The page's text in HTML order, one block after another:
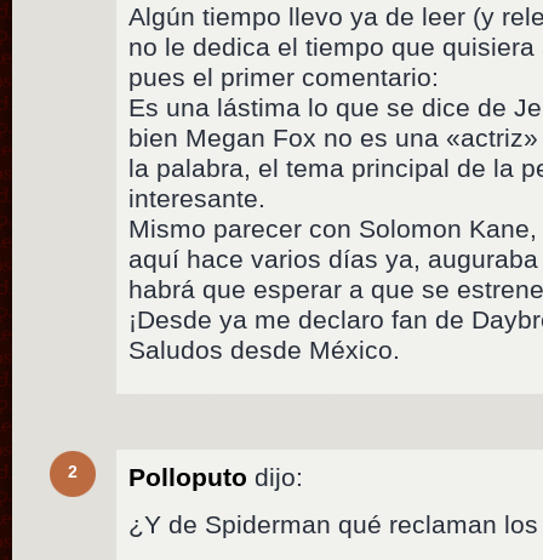
Algún tiempo llevo ya de leer (y
no le dedica el tiempo que
pues el primer comentario:
Es una lástima lo que se dice de
bien Megan Fox no es una
la palabra, el tema principal de la
interesante.
Mismo parecer con Solomon
aquí hace varios días ya,
habrá que esperar a que se
¡Desde ya me declaro fan de
Saludos desde México.
2 Polloputo dijo:
¿Y de Spiderman qué reclaman